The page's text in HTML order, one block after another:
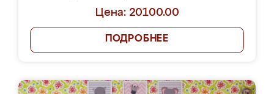
Цена: 20100.00
ПОДРОБНЕЕ